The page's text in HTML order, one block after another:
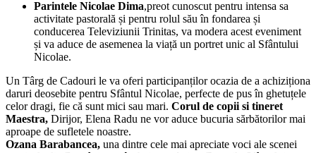
Parintele Nicolae Dima,preot cunoscut pentru intensa sa
activitate pastorală și pentru rolul său în fondarea și
conducerea Televiziunii Trinitas, va modera acest eveniment
și va aduce de asemenea la viață un portret unic al Sfântului
Nicolae.
Un Târg de Cadouri le va oferi participanților ocazia de a achiziționa
daruri deosebite pentru Sfântul Nicolae, perfecte de pus în ghetuțele
celor dragi, fie că sunt mici sau mari. Corul de copii si tineret
Maestra, Dirijor, Elena Radu ne vor aduce bucuria sărbătorilor mai
aproape de sufletele noastre.
Ozana Barabancea, una dintre cele mai apreciate voci ale scenei